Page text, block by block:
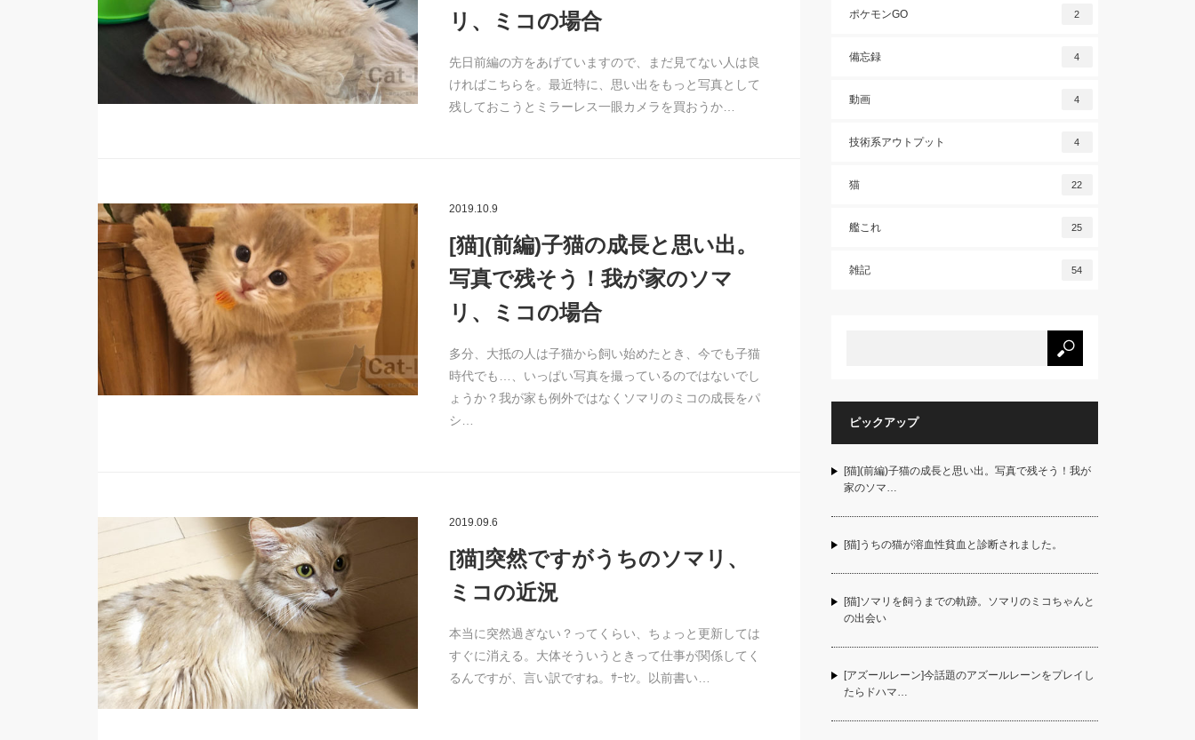
リ、ミコの場合
先日前編の方をあげていますので、まだ見てない人は良
ければこちらを。最近特に、思い出をもっと写真として
残しておこうとミラーレス一眼カメラを買おうか…
2019.10.9
[猫](前編)子猫の成長と思い出。
写真で残そう！我が家のソマ
リ、ミコの場合
多分、大抵の人は子猫から飼い始めたとき、今でも子猫
時代でも…、いっぱい写真を撮っているのではないでし
ょうか？我が家も例外ではなくソマリのミコの成長をパ
シ…
2019.09.6
[猫]突然ですがうちのソマリ、
ミコの近況
本当に突然過ぎない？ってくらい、ちょっと更新しては
すぐに消える。大体そういうときって仕事が関係してく
るんですが、言い訳ですね。ｻｰｾﾝ。以前書い…
ポケモンGO 2
備忘録 4
動画 4
技術系アウトプット 4
猫 22
艦これ 25
雑記 54
ピックアップ
[猫](前編)子猫の成長と思い出。写真で残そう！我が
家のソマ…
[猫]うちの猫が溶血性貧血と診断されました。
[猫]ソマリを飼うまでの軌跡。ソマリのミコちゃんと
の出会い
[アズールレーン]今話題のアズールレーンをプレイし
たらドハマ…